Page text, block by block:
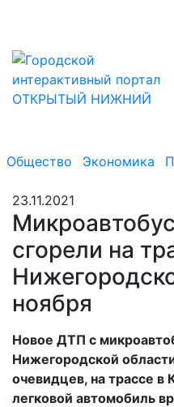
Общество Экономика
23.11.2021
сгорели на
ноября
Новое ДТП с
Нижегородской
очевидцев, на трассе в
легковой автомобиль